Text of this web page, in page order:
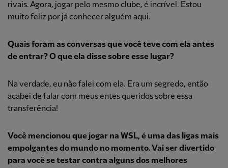
rivais. Agora, jogar pelo mesmo clube, é incrível. Estou
muito feliz por já conhecer alguém aqui.
Quais foram as conversas que você teve com ela antes
de entrar? O que ela disse sobre esse lugar?
Na verdade, eu não falei com ela. Era um segredo, então
acabei de falar com meus entes queridos sobre essa
transferência!
Você mencionou que jogar na WSL, é uma das ligas mais
empolgantes do mundo no momento. Vai ser divertido
para você se testar contra alguns dos melhores